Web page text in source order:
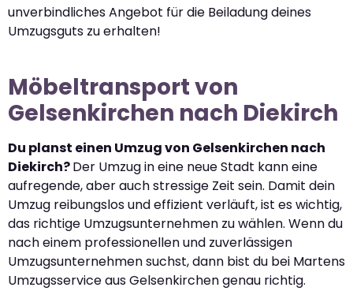
unverbindliches Angebot für die Beiladung deines
Umzugsguts zu erhalten!
Möbeltransport von
Gelsenkirchen nach Diekirch
Du planst einen Umzug von Gelsenkirchen nach
Diekirch?Der Umzug in eine neue Stadt kann eine
aufregende, aber auch stressige Zeit sein. Damit dein
Umzug reibungslos und effizient verläuft, ist es wichtig,
das richtige Umzugsunternehmen zu wählen. Wenn du
nach einem professionellen und zuverlässigen
Umzugsunternehmen suchst, dann bist du bei Martens
Umzugsservice aus Gelsenkirchen genau richtig.